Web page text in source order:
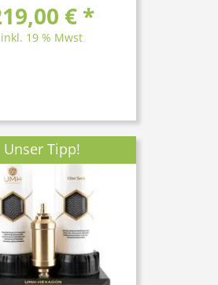
€ *
inkl. 19 % Mwst
Unser Tipp!